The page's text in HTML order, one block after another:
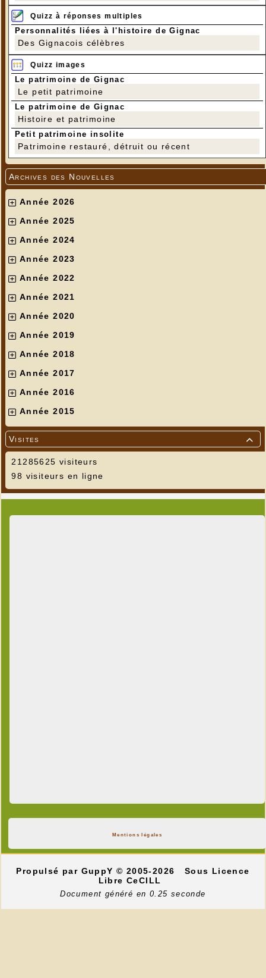
Quizz à réponses multiples
Personnalités liées à l'histoire de Gignac
Des Gignacois célèbres
Quizz images
Le patrimoine de Gignac
Le petit patrimoine
Le patrimoine de Gignac
Histoire et patrimoine
Petit patrimoine insolite
Patrimoine restauré, détruit ou récent
Archives des Nouvelles
Année 2026
Année 2025
Année 2024
Année 2023
Année 2022
Année 2021
Année 2020
Année 2019
Année 2018
Année 2017
Année 2016
Année 2015

Visites
21285625 visiteurs
98 visiteurs en ligne
Mentions légales
Propulsé par GuppY© 2005-2026
Sous Licence
Libre CeCILL
Document généré en 0.25 seconde